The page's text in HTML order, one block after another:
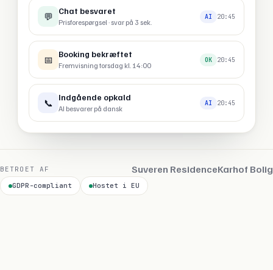
📞 Opkald uden for åbningstid
Besked taget · SMS sendt til kunden
OK 20:45
💬 Chat besvaret
Prisforespørgsel · svar på 3 sek.
AI 20:45
📅 Booking bekræftet
Fremvisning torsdag kl. 14:00
OK 20:45
BETROET AF Suveren ResidenceKarhof Bolig
GDPR-compliant Hostet i EU